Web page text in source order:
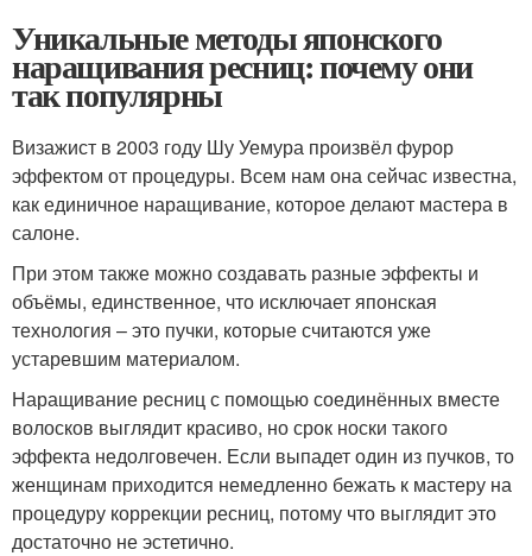
Уникальные методы японского
наращивания ресниц: почему они
так популярны
Визажист в 2003 году Шу Уемура произвёл фурор
эффектом от процедуры. Всем нам она сейчас известна,
как единичное наращивание, которое делают мастера в
салоне.
При этом также можно создавать разные эффекты и
объёмы, единственное, что исключает японская
технология – это пучки, которые считаются уже
устаревшим материалом.
Наращивание ресниц с помощью соединённых вместе
волосков выглядит красиво, но срок носки такого
эффекта недолговечен. Если выпадет один из пучков, то
женщинам приходится немедленно бежать к мастеру на
процедуру коррекции ресниц, потому что выглядит это
достаточно не эстетично.